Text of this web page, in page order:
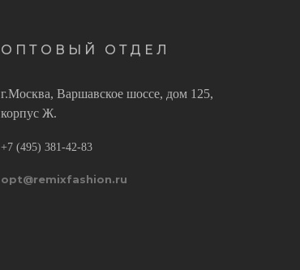
ОПТОВЫЙ ОТДЕЛ
г.Москва, Варшавское шоссе, дом 125,
корпус Ж.
+7 (495) 381-42-83
opt@remixfashion.ru